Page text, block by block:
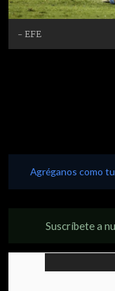
- EFE
Agréganos como
Suscríbete a